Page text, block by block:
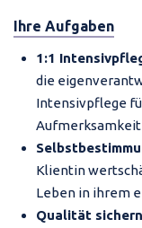
Ihre Aufgaben
1:1
die
Intensivpflege
Aufmerksamkeit
Klientin
Leben in ihrem
Qualität